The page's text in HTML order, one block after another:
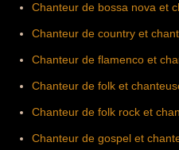
Chanteur de bossa nova et
Chanteur de country et
Chanteur de flamenco et
Chanteur de folk et
Chanteur de folk rock et
Chanteur de gospel et